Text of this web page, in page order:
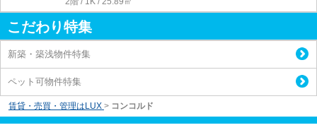
こだわり特集
新築・築浅物件特集
ペット可物件特集
賃貸・売買・管理はLUX > コンコルド